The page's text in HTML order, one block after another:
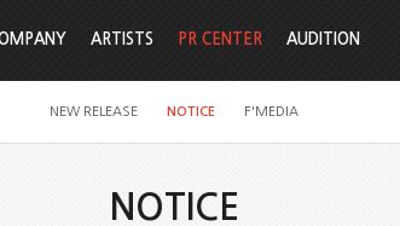
ARTISTS PR CENTER
NEW RELEASE NOTICE F'MEDIA
AUDITION
NOTICE